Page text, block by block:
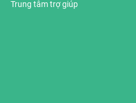
Trung tâm trợ giúp